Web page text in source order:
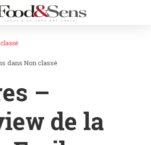
dans Non classé
–
de la